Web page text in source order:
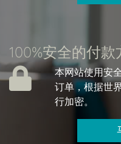
100%安全的付款
本网站使用安
订单，根据世
行加密。